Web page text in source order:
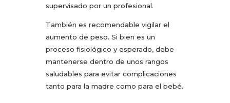
supervisado por un profesional.
También es recomendable vigilar el
aumento de peso. Si bien es un
proceso fisiológico y esperado, debe
mantenerse dentro de unos rangos
saludables para evitar complicaciones
tanto para la madre como para el bebé.